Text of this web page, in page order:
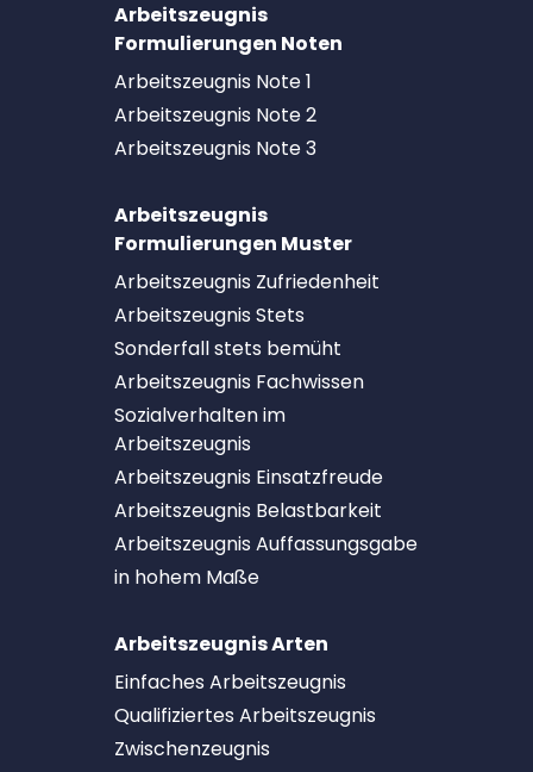
Arbeitszeugnis
Formulierungen Noten
Arbeitszeugnis Note 1
Arbeitszeugnis Note 2
Arbeitszeugnis Note 3
Arbeitszeugnis
Formulierungen Muster
Arbeitszeugnis Zufriedenheit
Arbeitszeugnis Stets
Sonderfall stets bemüht
Arbeitszeugnis Fachwissen
Sozialverhalten im
Arbeitszeugnis
Arbeitszeugnis Einsatzfreude
Arbeitszeugnis Belastbarkeit
Arbeitszeugnis Auffassungsgabe
in hohem Maße
Arbeitszeugnis Arten
Einfaches Arbeitszeugnis
Qualifiziertes Arbeitszeugnis
Zwischenzeugnis